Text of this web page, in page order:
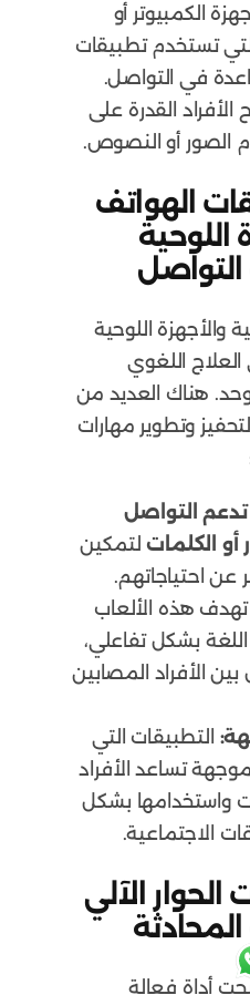
الكمبيوتر أو
التي تستخدم تطبيقات
في التواصل.
الأفراد القدرة على
الصور أو النصوص.
الهواتف
اللوحية
التواصل
والأجهزة اللوحية
اللغوي
هناك العديد من
وتطوير مهارات
تدعم التواصل
أو الكلمات لتمكين
عن احتياجاتهم.
هذه الألعاب
اللغة بشكل تفاعلي،
الأفراد المصابين
التطبيقات التي
تساعد الأفراد
واستخدامها بشكل
الاجتماعية.
الحوار الآلي
أداة فعالة